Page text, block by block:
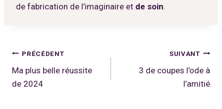
de fabrication de l’imaginaire et de soin.
Navigation
de
PRÉCÉDENT
Ma plus belle réussite
de 2024
SUIVANT
3 de coupes l’ode à
l’amitié